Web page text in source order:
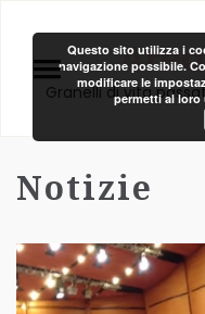
Granelli di vita
Notizie
Questo sito utilizza i
navigazione possibile.
modificare le
permetti al